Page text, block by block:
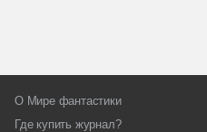
О Мире фантастики
Где купить журнал?